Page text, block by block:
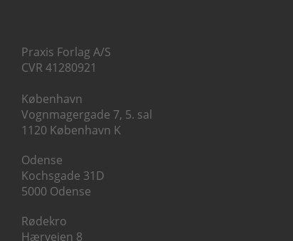
Praxis Forlag A/S
CVR 41280921
København
Vognmagergade 7, 5. sal
1120 København K
Odense
Kochsgade 31D
5000 Odense
Rødekro
Hærvejen 8